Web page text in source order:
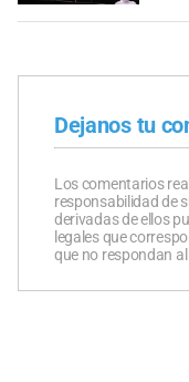
Dejanos tu
Los comentarios
responsabilidad de
derivadas de ellos
legales que
que no respondan